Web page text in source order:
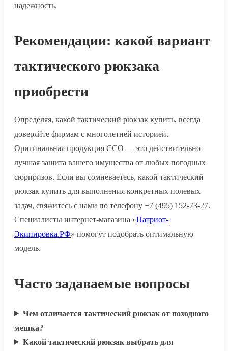
надежность.
Рекомендации: какой вариант
тактического рюкзака
приобрести
Определяя, какой тактический рюкзак купить, всегда
доверяйте фирмам с многолетней историей.
Оригинальная продукция ССО — это действительно
лучшая защита вашего имущества от любых погодных
сюрпризов. Если вы сомневаетесь, какой тактический
рюкзак купить для выполнения конкретных полевых
задач, свяжитесь с нами по телефону +7 (495) 152-73-27.
Специалисты интернет-магазина «Патриот-
Экипировка.РФ» помогут подобрать оптимальную
модель.
Часто задаваемые вопросы
Чем отличается тактический рюкзак от походного
мешка?
Какой тактический рюкзак выбрать для